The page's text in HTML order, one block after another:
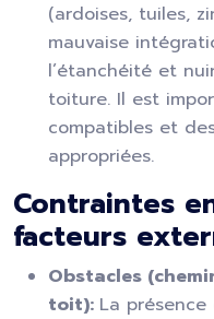
(ardoises, tuiles,
mauvaise
l’étanchéité et
toiture. Il est
compatibles et
appropriées.
Contraintes
facteurs
Obstacles
toit): La